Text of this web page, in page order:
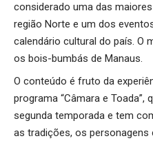
considerado uma das
região Norte e um dos
calendário cultural do país. O
os bois-bumbás de Manaus.
O conteúdo é fruto da
programa “Câmara e Toada”,
segunda temporada e tem
as tradições, os